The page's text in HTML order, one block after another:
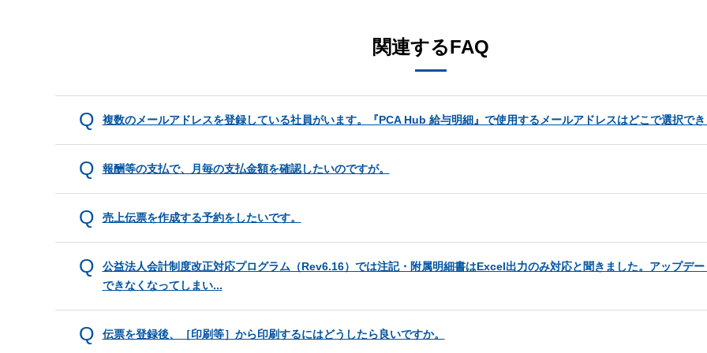
関連するFAQ
複数のメールアドレスを登録している社員がいます。『PCA Hub 給与明細』で使用するメールアドレスはどこで選択でき
報酬等の支払で、月毎の支払金額を確認したいのですが。
売上伝票を作成する予約をしたいです。
公益法人会計制度改正対応プログラム（Rev6.16）では注記・附属明細書はExcel出力のみ対応と聞きました。アップデ
できなくなってしまい...
伝票を登録後、［印刷等］から印刷するにはどうしたら良いですか。